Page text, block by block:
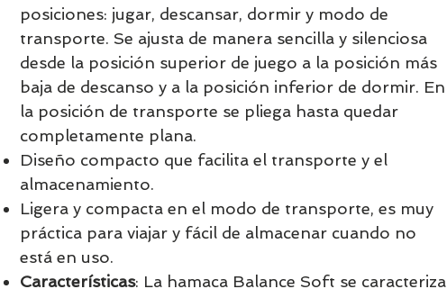
posiciones: jugar, descansar, dormir y modo de
transporte. Se ajusta de manera sencilla y silenciosa
desde la posición superior de juego a la posición más
baja de descanso y a la posición inferior de dormir. En
la posición de transporte se pliega hasta quedar
completamente plana.
Diseño compacto que facilita el transporte y el
almacenamiento.
Ligera y compacta en el modo de transporte, es muy
práctica para viajar y fácil de almacenar cuando no
está en uso.
Características: La hamaca Balance Soft se caracteriza